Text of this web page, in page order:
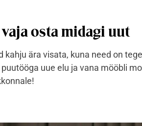
osta midagi uut
kahju ära visata, kuna need on
uue elu ja vana mööbli